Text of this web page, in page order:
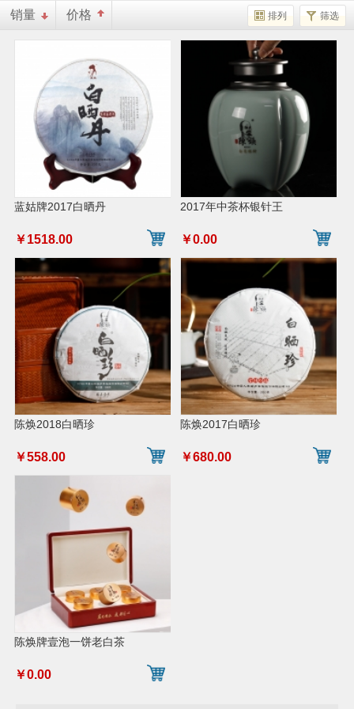
销量 价格 排列 筛选
蓝姑牌2017白晒丹
￥1518.00
2017年中茶杯银针王
￥0.00
陈焕2018白晒珍
￥558.00
陈焕2017白晒珍
￥680.00
陈焕牌壹泡一饼老白茶
￥0.00